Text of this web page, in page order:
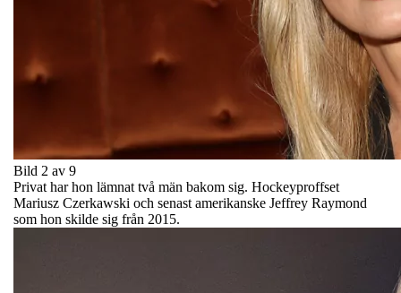
Bild 2 av 9
Privat har hon lämnat två män bakom sig. Hockeyproffset
Mariusz Czerkawski och senast amerikanske Jeffrey Raymond
som hon skilde sig från 2015.